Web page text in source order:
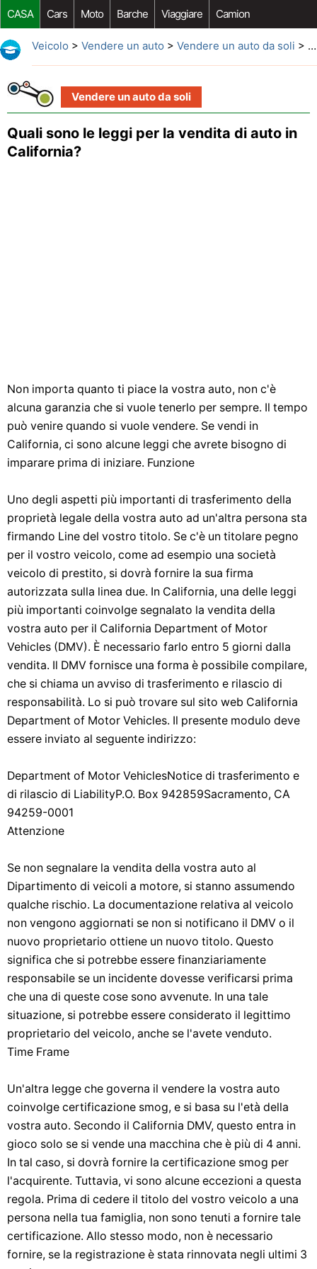
CASA Cars Moto Barche Viaggiare Camion
Riparazione Auto Acquisto Auto Car Opzioni Aftermarket
Veicolo > Vendere un auto > Vendere un auto da soli > Quali sono le leggi per la vendita di auto in California?
Vendere un auto da soli
Quali sono le leggi per la vendita di auto in
California?
Non importa quanto ti piace la vostra auto, non c'è
alcuna garanzia che si vuole tenerlo per sempre. Il tempo
può venire quando si vuole vendere. Se vendi in
California, ci sono alcune leggi che avrete bisogno di
imparare prima di iniziare. Funzione
Uno degli aspetti più importanti di trasferimento della
proprietà legale della vostra auto ad un'altra persona sta
firmando Line del vostro titolo. Se c'è un titolare pegno
per il vostro veicolo, come ad esempio una società
veicolo di prestito, si dovrà fornire la sua firma
autorizzata sulla linea due. In California, una delle leggi
più importanti coinvolge segnalato la vendita della
vostra auto per il California Department of Motor
Vehicles (DMV). È necessario farlo entro 5 giorni dalla
vendita. Il DMV fornisce una forma è possibile compilare,
che si chiama un avviso di trasferimento e rilascio di
responsabilità. Lo si può trovare sul sito web California
Department of Motor Vehicles. Il presente modulo deve
essere inviato al seguente indirizzo:
Department of Motor VehiclesNotice di trasferimento e
di rilascio di LiabilityP.O. Box 942859Sacramento, CA
94259-0001
Attenzione
Se non segnalare la vendita della vostra auto al
Dipartimento di veicoli a motore, si stanno assumendo
qualche rischio. La documentazione relativa al veicolo
non vengono aggiornati se non si notificano il DMV o il
nuovo proprietario ottiene un nuovo titolo. Questo
significa che si potrebbe essere finanziariamente
responsabile se un incidente dovesse verificarsi prima
che una di queste cose sono avvenute. In una tale
situazione, si potrebbe essere considerato il legittimo
proprietario del veicolo, anche se l'avete venduto.
Time Frame
Un'altra legge che governa il vendere la vostra auto
coinvolge certificazione smog, e si basa su l'età della
vostra auto. Secondo il California DMV, questo entra in
gioco solo se si vende una macchina che è più di 4 anni.
In tal caso, si dovrà fornire la certificazione smog per
l'acquirente. Tuttavia, vi sono alcune eccezioni a questa
regola. Prima di cedere il titolo del vostro veicolo a una
persona nella tua famiglia, non sono tenuti a fornire tale
certificazione. Allo stesso modo, non è necessario
fornire, se la registrazione è stata rinnovata negli ultimi 3